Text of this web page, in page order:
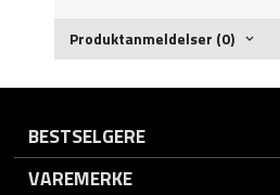
Produktanmeldelser (0)
BESTSELGERE
VAREMERKE